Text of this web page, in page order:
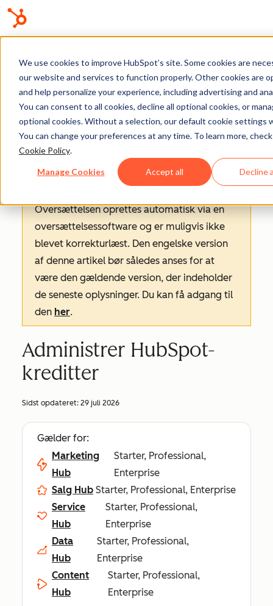
We use cookies to improve HubSpot’s site. Some cookies are
our website and services to function properly. Other cookies are
and help personalize your experience, including advertising and
You can consent to all cookies, decline all optional cookies, or
optional cookies. Without a selection, our default cookie settings
You can change your preferences at any time. To learn more,
Cookie Policy.
Manage Cookies Accept all Decline
Vidensbase
Fakturering
Bemærk:Oversættelsen af denne artikel er
Oversættelsen oprettes automatisk via en
oversættelsessoftware og er muligvis ikke
blevet korrekturlæst. Den engelske version
af denne artikel bør således anses for at
være den gældende version, der indeholder
de seneste oplysninger. Du kan få adgang til
den her.
Administrer HubSpot-
kreditter
Sidst opdateret: 29 juli 2026
Gælder for:
Marketing
Hub
Starter, Professional,
Enterprise
Salg Hub Starter, Professional, Enterprise
Service
Hub
Starter, Professional,
Enterprise
Data
Hub
Starter, Professional,
Enterprise
Content
Hub
Starter, Professional,
Enterprise